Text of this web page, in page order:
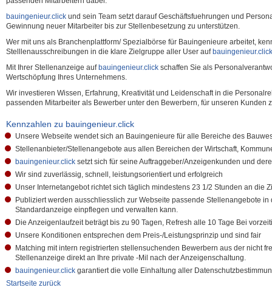
bauingenieur.click und sein Team setzt darauf Geschäftsfuehrungen und
Gewinnung neuer Mitarbeiter bis zur Stellenbesetzung zu unterstützen.
Wer mit uns als Branchenplattform/ Spezialbörse für Bauingenieure arbeitet,
Stelllenausschreibungen in die klare Zielgruppe aller User auf bauingenieur.click
Mit Ihrer Stellenanzeige auf bauingenieur.click schaffen Sie als
Wertschöpfung Ihres Unternehmens.
Wir investieren Wissen, Erfahrung, Kreativität und Leidenschaft in die
passenden Mitarbeiter als Bewerber unter den Bewerbern, für unseren Kunden
Kennzahlen zu bauingenieur.click
Unsere Webseite wendet sich an Bauingenieure für alle Bereiche des
Stellenanbieter/Stellenangebote aus allen Bereichen der Wirtschaft,
bauingenieur.click setzt sich für seine Auftraggeber/Anzeigenkunden und
Wir sind zuverlässig, schnell, leistungsorientiert und erfolgreich
Unser Internetangebot richtet sich täglich mindestens 23 1/2 Stunden an
Publiziert werden ausschliesslich zur Webseite passende Stellenangebote
Standardanzeige einpflegen und verwalten kann.
Die Anzeigenlaufzeit beträgt bis zu 90 Tagen, Refresh alle 10 Tage Bei
Unsere Konditionen entsprechen dem Preis-/Leistungsprinzip und sind fair
Matching mit intern registrierten stellensuchenden Bewerbern aus der nicht
Stellenanzeige direkt an Ihre private -Mil nach der Anzeigenschaltung.
bauingenieur.click garantiert die volle Einhaltung aller
Startseite zurück